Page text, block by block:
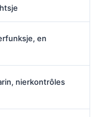
en
nierkontrôles